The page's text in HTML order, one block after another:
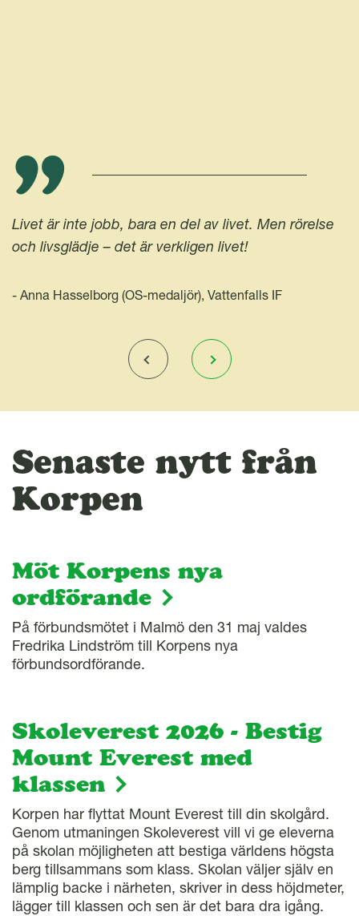
”
Livet är inte jobb, bara en del av livet. Men rörelse
och livsglädje – det är verkligen livet!
- Anna Hasselborg (OS-medaljör), Vattenfalls IF
Senaste nytt från
Korpen
Möt Korpens nya
ordförande
På förbundsmötet i Malmö den 31 maj valdes
Fredrika Lindström till Korpens nya
förbundsordförande.
Skoleverest 2026 - Bestig
Mount Everest med
klassen
Korpen har flyttat Mount Everest till din skolgård.
Genom utmaningen Skoleverest vill vi ge eleverna
på skolan möjligheten att bestiga världens högsta
berg tillsammans som klass. Skolan väljer själv en
lämplig backe i närheten, skriver in dess höjdmeter,
lägger till klassen och sen är det bara dra igång.